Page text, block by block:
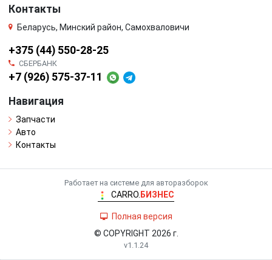
Контакты
Беларусь, Минский район, Самохваловичи
+375 (44) 550-28-25
СБЕРБАНК
+7 (926) 575-37-11
Навигация
Запчасти
Авто
Контакты
Работает на системе для авторазборок
CARRO. БИЗНЕС
Полная версия
© COPYRIGHT 2026 г.
v1.1.24